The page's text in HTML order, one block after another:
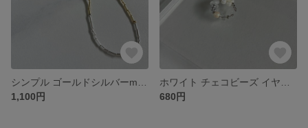
1,100円
680円